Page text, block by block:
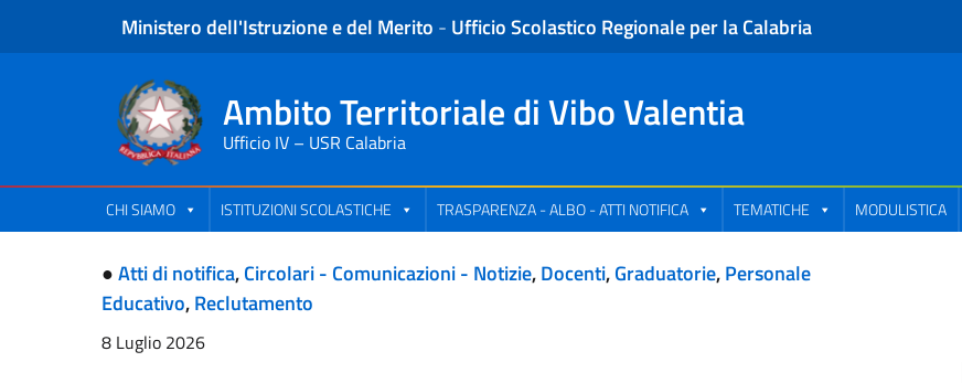
Ministero dell'Istruzione e del Merito - Ufficio Scolastico Regionale per la Calabria
Ambito Territoriale di Vibo Valentia
Ufficio IV – USR Calabria
CHI SIAMO ISTITUZIONI SCOLASTICHE TRASPARENZA - ALBO - ATTI NOTIFICA TEMATICHE MODULISTICA
●Atti di notifica,Circolari - Comunicazioni - Notizie,Docenti,Graduatorie,Personale
Educativo,Reclutamento
8 Luglio 2026